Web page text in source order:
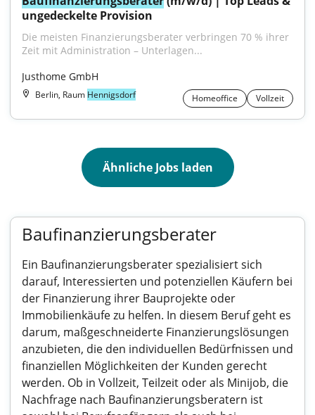
ungedeckelte Provision
Die meisten Finanzierungsberater verbringen 70 % ihrer
Zeit mit Administration – Unterlagen...
Justhome GmbH
Berlin, Raum Hennigsdorf Homeoffice Vollzeit
Ähnliche Jobs laden
Baufinanzierungsberater
Ein Baufinanzierungsberater spezialisiert sich
darauf, Interessierten und potenziellen Käufern bei
der Finanzierung ihrer Bauprojekte oder
Immobilienkäufe zu helfen. In diesem Beruf geht es
darum, maßgeschneiderte Finanzierungslösungen
anzubieten, die den individuellen Bedürfnissen und
finanziellen Möglichkeiten der Kunden gerecht
werden. Ob in Vollzeit, Teilzeit oder als Minijob, die
Nachfrage nach Baufinanzierungsberatern ist